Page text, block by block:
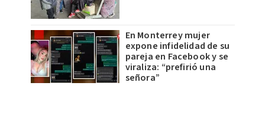
En Monterrey mujer
expone infidelidad de su
pareja en Facebook y se
viraliza: “prefirió una
señora”